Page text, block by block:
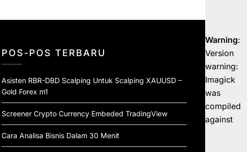
POS-POS TERBARU
Asisten RBR-DBD Scalping Untuk Scalping XAUUSD –
Gold Forex m1
Screener Crypto Currency Embeded TradingView
Cara Analisa Bisnis Dalam 30 Menit
Warning:
Version
warning:
Imagick
was
compiled
against